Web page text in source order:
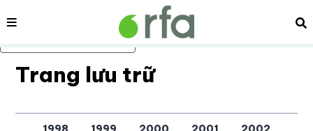
Bỏ qua nội dung chính
Nội dung
Trang lưu trữ